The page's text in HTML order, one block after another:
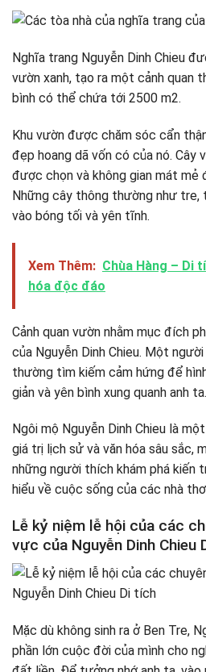
Nghĩa trang Nguyễn Dinh Chieu
vườn xanh, tạo ra một cảnh quan
bình có thể chứa tới 2500 m2.
Khu vườn được chăm sóc cẩn
đẹp hoang dã vốn có của nó. Cây
được chọn và không gian mát
Những cây thông thường như tre,
vào bóng tối và yên tĩnh.
Xem Thêm: Chùa Hàng – Di
hóa độc đáo
Cảnh quan vườn nhằm mục đích
của Nguyễn Dinh Chieu. Một
thường tìm kiếm cảm hứng để
giản và yên bình xung quanh anh ta.
Ngôi mộ Nguyễn Dinh Chieu là
giá trị lịch sử và văn hóa sâu sắc,
những người thích khám phá kiến
hiểu về cuộc sống của các nhà
Lễ kỷ niệm lễ hội của các
vực của Nguyễn Dinh Chieu
Mặc dù không sinh ra ở Ben Tre,
phần lớn cuộc đời của mình cho